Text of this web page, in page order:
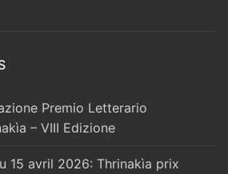
Premio Letterario
– VIII Edizione
15 avril 2026: Thrinakìa prix